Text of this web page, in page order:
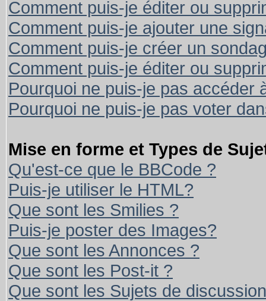
Comment puis-je éditer ou
Comment puis-je ajouter une
Comment puis-je créer un
Comment puis-je éditer ou
Pourquoi ne puis-je pas accéder
Pourquoi ne puis-je pas voter
Mise en forme et Types de
Qu'est-ce que le BBCode ?
Puis-je utiliser le HTML?
Que sont les Smilies ?
Puis-je poster des Images?
Que sont les Annonces ?
Que sont les Post-it ?
Que sont les Sujets de